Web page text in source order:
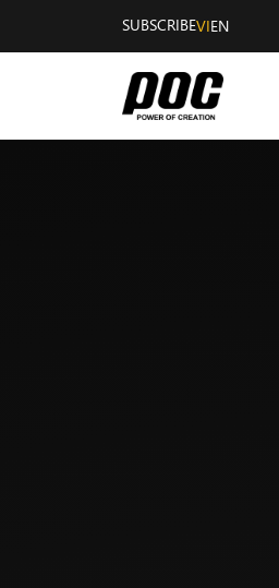
SUBSCRIBEVIEN